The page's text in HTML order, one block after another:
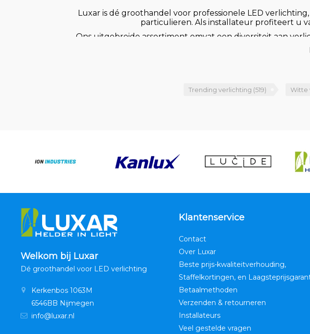
Luxar is dé groothandel voor professionele LED
particulieren. Als installateur profiteert u
Ons uitgebreide assortiment omvat een diversiteit aan
onze eigen voorraad en tegen competitieve prijzen.
aanschaf
badkamerverlichting, dimbare LED lampen, en een
Trending verlichting (519) Witte
Welkom bij Luxar
Dé groothandel voor LED verlichting
Kerkenbos 1063M
6546BB Nijmegen
info@luxar.nl
Klantenservice
Contact
Over Luxar
Beste prijs-kwaliteitverhouding,
Staffelkortingen, en
Betaalmethoden
Verzenden & retourneren
Installateurs
Veel gestelde vragen